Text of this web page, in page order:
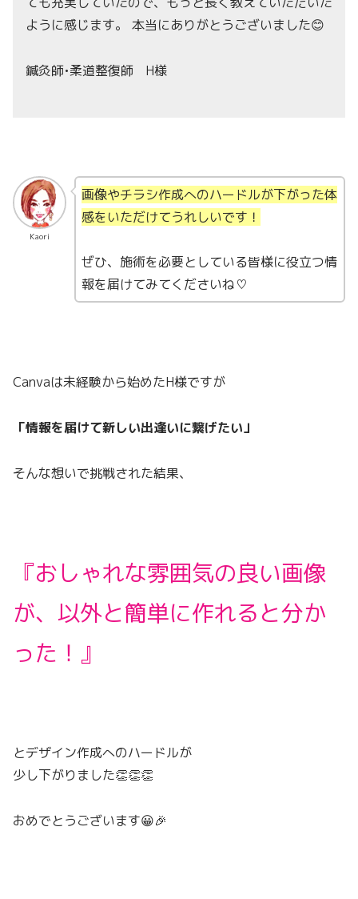
ように感じます。 本当にありがとうございました😊
鍼灸師•柔道整復師 H様
Kaori
画像やチラシ作成へのハードルが下がった体
感をいただけてうれしいです！
ぜひ、施術を必要としている皆様に役立つ情
報を届けてみてくださいね♡
Canvaは未経験から始めたH様ですが
「情報を届けて新しい出逢いに繋げたい」
そんな想いで挑戦された結果、
『おしゃれな雰囲気の良い画像
が、 以外と簡単に作れると分か
った！』
とデザイン作成へのハードルが
少し下がりました👏👏👏
おめでとうございます😀🎉